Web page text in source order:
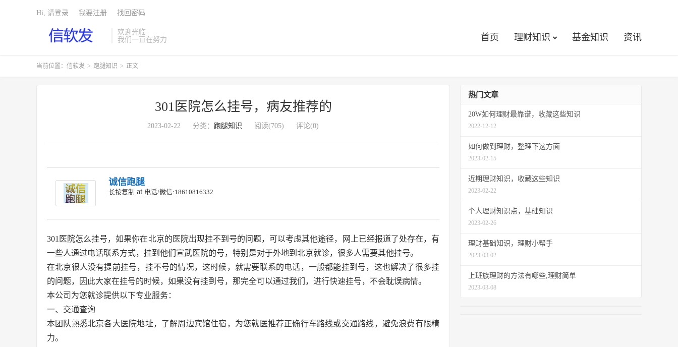
欢迎光临
我们一直在努力
首页 理财知识 基金知识 资讯
Hi, 请登录 我要注册 找回密码
当前位置： 信软发 > 跑腿知识 > 正文
301医院怎么挂号，病友推荐的
2023-02-22 分类： 跑腿知识 阅读(705) 评论(0)
诚信跑腿
长按复制 at 电话/微信:18610816332
301医院怎么挂号，如果你在北京的医院出现挂不到号的问题，可以考虑其他途径，网上已经报道了处存在，有
一些人通过电话联系方式，挂到他们宣武医院的号，特别是对于外地到北京就诊，很多人需要其他挂号。
在北京很人没有提前挂号，挂不号的情况，这时候，就需要联系的电话，一般都能挂到号，这也解决了很多挂
的问题，因此大家在挂号的时候，如果没有挂到号，那完全可以通过我们，进行快速挂号，不会耽误病情。
本公司为您就诊提供以下专业服务：
一、交通查询
本团队熟悉北京各大医院地址，了解周边宾馆住宿，为您就医推荐正确行车路线或交通路线，避免浪费有限精
力。
热门文章
20W如何理财最靠谱，收藏这些知识
2022-12-12
如何做到理财，整理下这方面
2023-02-15
近期理财知识，收藏这些知识
2023-02-22
个人理财知识点，基础知识
2023-02-26
理财基础知识，理财小帮手
2023-03-02
上班族理财的方法有哪些,理财简单
2023-03-08